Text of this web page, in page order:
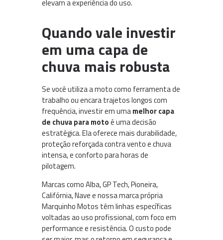
elevam a experiência do uso.
Quando vale investir
em uma capa de
chuva mais robusta
Se você utiliza a moto como ferramenta de
trabalho ou encara trajetos longos com
frequência, investir em umamelhor capa
de chuva para motoé uma decisão
estratégica. Ela oferece mais durabilidade,
proteção reforçada contra vento e chuva
intensa, e conforto para horas de
pilotagem.
Marcas como Alba, GP Tech, Pioneira,
Califórnia, Nave e nossa marca própria
Marquinho Motos têm linhas específicas
voltadas ao uso profissional, com foco em
performance e resistência. O custo pode